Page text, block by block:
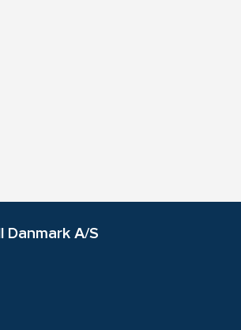
Danmark A/S